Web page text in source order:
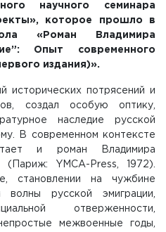
научного семинара
которое прошло в
«Роман Владимира
Опыт современного
издания)».
исторических потрясений и
создал особую оптику,
наследие русской
В современном контексте
и роман Владимира
(Париж: YMCA-Press, 1972).
становлении на чужбине
русской эмиграции,
отверженности,
межвоенные годы,